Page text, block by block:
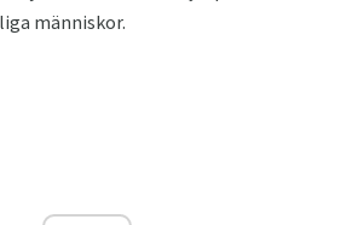
människor.